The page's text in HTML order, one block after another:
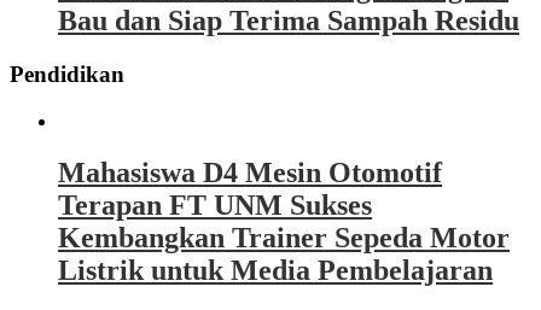
Bau dan Siap Terima Sampah Residu
Pendidikan
Mahasiswa D4 Mesin Otomotif
Terapan FT UNM Sukses
Kembangkan Trainer Sepeda Motor
Listrik untuk Media Pembelajaran